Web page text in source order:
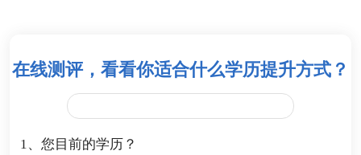
在线测评，看看你适合什么学历提升方式？
1、您目前的学历？